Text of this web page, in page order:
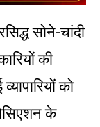
सोने-चांदी
की
को
के